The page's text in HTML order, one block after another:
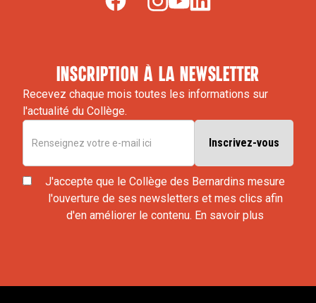
inscription à la newsletter
Recevez chaque mois toutes les informations sur
l'actualité du Collège.
J'accepte que le Collège des Bernardins mesure
l'ouverture de ses newsletters et mes clics afin
d'en améliorer le contenu. En savoir plus